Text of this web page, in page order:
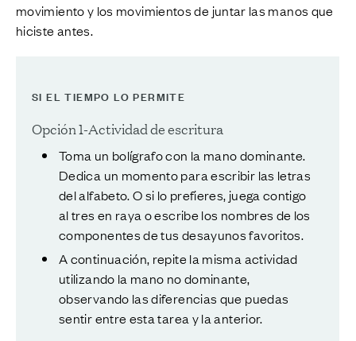
movimiento y los movimientos de juntar las manos que
hiciste antes.
SI EL TIEMPO LO PERMITE
Opción 1-Actividad de escritura
Toma un bolígrafo con la mano dominante.
Dedica un momento para escribir las letras
del alfabeto. O si lo prefieres, juega contigo
al tres en raya o escribe los nombres de los
componentes de tus desayunos favoritos.
A continuación, repite la misma actividad
utilizando la mano no dominante,
observando las diferencias que puedas
sentir entre esta tarea y la anterior.